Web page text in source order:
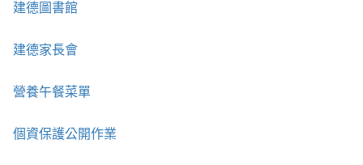
建德圖書館
建德家長會
營養午餐菜單
個資保護公開作業